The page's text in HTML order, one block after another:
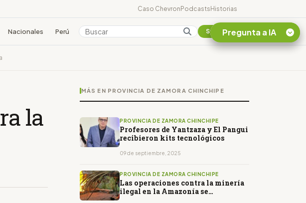
Caso ChevronPodcastsHistorias
Nacionales Perú Colombia Suscribirse
la
MÁS EN PROVINCIA DE ZAMORA CHINCHIPE
PROVINCIA DE ZAMORA CHINCHIPE
Profesores de Yantzaza y El Pangui
recibieron kits tecnológicos
09 de septiembre, 2025
PROVINCIA DE ZAMORA CHINCHIPE
Las operaciones contra la minería
ilegal en la Amazonía se
Pregunta a IA